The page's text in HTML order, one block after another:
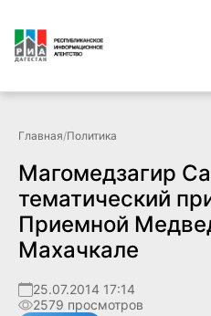
Главная/Политика
Магомедзагир
тематический
Приемной
Махачкале
25.07.2014 17:14
2579 просмотров